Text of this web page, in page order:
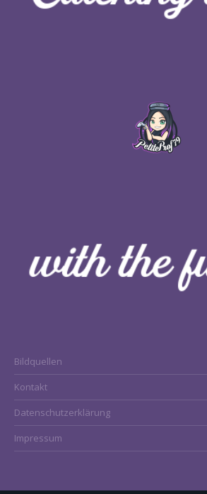
Bildquellen
Kontakt
Datenschutzerklärung
Impressum